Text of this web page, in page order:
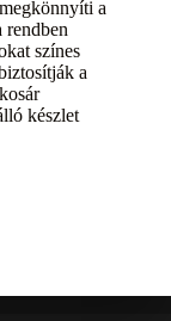
a
rendben
színes
a
készlet